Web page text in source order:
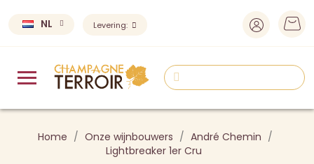
NL Levering:
Home Onze wijnbouwers
André Chemin
Lightbreaker 1er Cru